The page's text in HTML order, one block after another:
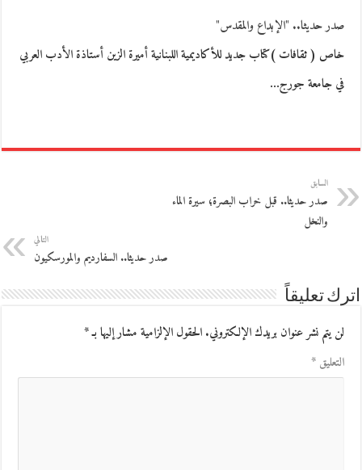
صدر حديثا.. "الإبداع والمقدس"
خاص ( ثقافات )كتاب جديد للأكاديمية اللبنانية أميرة الزين أستاذة الأدب العربي
في جامعة جورج…
السابق
صدر حديثا.. قبل خراب البصرة؛ سيرة الماء
والنخل
التالي
صدر حديثا.. السفارديم والمورسكيون
اترك تعليقاً
لن يتم نشر عنوان بريدك الإلكتروني.الحقول الإلزامية مشار إليها بـ*
التعليق*